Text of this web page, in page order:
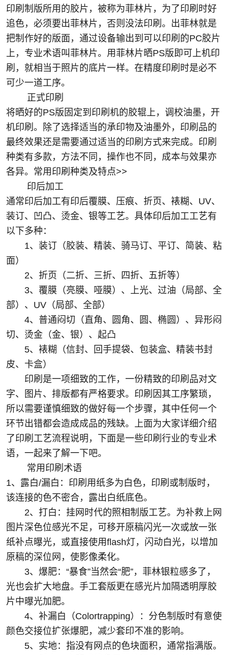
印刷制版所用的胶片，被称为菲林片，为了印刷时好
追色，必须要出菲林片，否则没法印刷。出菲林就是
把制作好的版面，通过设备输出到可以印刷的PC胶片
上，专业术语叫菲林片。用菲林片晒PS版即可上机印
刷，就相当于照片的底片一样。在精度印刷时是必不
可少一道工序。
正式印刷
将晒好的PS版固定到印刷机的胶辊上，调校油墨，开
机印刷。除了选择适当的承印物及油墨外，印刷品的
最终效果还是需要通过适当的印刷方式来完成。印刷
种类有多款，方法不同，操作也不同，成本与效果亦
各异。常用印刷种类及特点>>
印后加工
通常印后加工有印后覆膜、压痕、折页、裱糊、UV、
装订、凹凸、烫金、银等工艺。具体印后加工工艺有
以下多种：
1、装订（胶装、精装、骑马订、平订、简装、粘
面）
2、折页（二折、三折、四折、五折等）
3、覆膜（亮膜、哑膜）、上光、过油（局部、全
部）、UV（局部、全部）
4、普通闷切（直角、圆角、圆、椭圆）、异形闷
切、烫金（金、银）、起凸
5、裱糊（信封、回手提袋、包装盒、精装书封
皮、卡盒）
印刷是一项细致的工作，一份精致的印刷品对文
字、图片、排版都有严格要求。印刷因其工序繁琐，
所以需要谨慎细致的做好每一个步骤，其中任何一个
环节出错都会造成成品的残缺。上面为大家详细介绍
了印刷工艺流程说明，下面是一些印刷行业的专业术
语，一起来了解一下吧。
常用印刷术语
1、露白/漏白：印刷用纸多为白色，印刷或制版时，
该连接的色不密合，露出白纸底色。
2、打白：挂网时代的照相制版工艺。为补救上网
图片深色位感光不足，可移开原稿闪光一次或放一张
纸补点曝光，或直接使用flash灯，闪动白光，以增加
原稿的深位网，使影像柔化。
3、爆肥：“暴食”当然会“肥”，菲林银粒感多了，
光也会扩大地盘。手工套版更在感光片加隔透明厚胶
片中曝光加肥。
4、补漏白（Colortrapping）：分色制版时有意使
颜色交接位扩张爆肥，减少套印不准的影响。
5、实地：指没有网点的色块面积，通常指满版。